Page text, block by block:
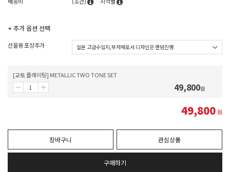
+ 추가 옵션 선택
선물용 포장추가
[교토 플레이팅] METALLIC TWO TONE SET
49,800원
49,800원
장바구니 관심상품
구매하기